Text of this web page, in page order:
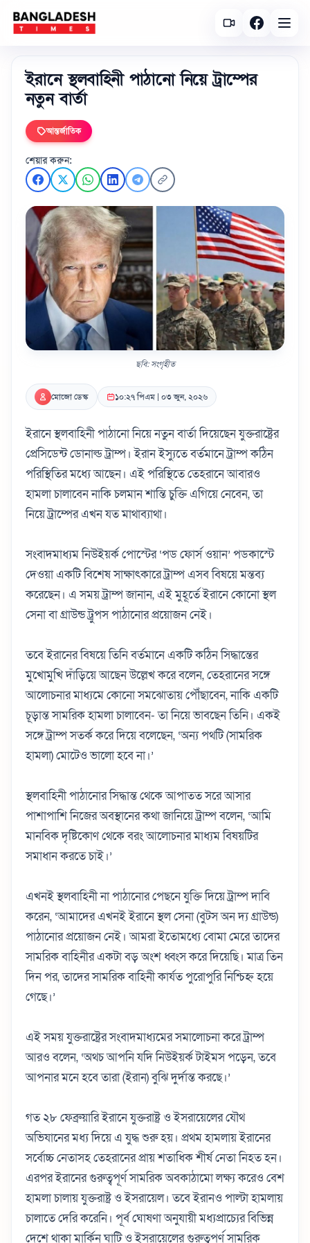
ইরানে স্থলবাহিনী পাঠানো নিয়ে ট্রাম্পের
নতুন বার্তা
আন্তর্জাতিক
শেয়ার করুন:
ছবি: সংগৃহীত
মোজো ডেস্ক ১০:২৭ পিএম | ০৩ জুন, ২০২৬
ইরানে স্থলবাহিনী পাঠানো নিয়ে নতুন বার্তা দিয়েছেন যুক্তরাষ্ট্রের
প্রেসিডেন্ট ডোনাল্ড ট্রাম্প। ইরান ইস্যুতে বর্তমানে ট্রাম্প কঠিন
পরিস্থিতির মধ্যে আছেন। এই পরিস্থিতে তেহরানে আবারও
হামলা চালাবেন নাকি চলমান শান্তি চুক্তি এগিয়ে নেবেন, তা
নিয়ে ট্রাম্পের এখন যত মাথাব্যাথা।
সংবাদমাধ্যম নিউইয়র্ক পোস্টের ‘পড ফোর্স ওয়ান’ পডকাস্টে
দেওয়া একটি বিশেষ সাক্ষাৎকারে ট্রাম্প এসব বিষয়ে মন্তব্য
করেছেন। এ সময় ট্রাম্প জানান, এই মুহূর্তে ইরানে কোনো স্থল
সেনা বা গ্রাউন্ড ট্রুপস পাঠানোর প্রয়োজন নেই।
তবে ইরানের বিষয়ে তিনি বর্তমানে একটি কঠিন সিদ্ধান্তের
মুখোমুখি দাঁড়িয়ে আছেন উল্লেখ করে বলেন, তেহরানের সঙ্গে
আলোচনার মাধ্যমে কোনো সমঝোতায় পৌঁছাবেন, নাকি একটি
চূড়ান্ত সামরিক হামলা চালাবেন- তা নিয়ে ভাবছেন তিনি। একই
সঙ্গে ট্রাম্প সতর্ক করে দিয়ে বলেছেন, ‘অন্য পথটি (সামরিক
হামলা) মোটেও ভালো হবে না।’
স্থলবাহিনী পাঠানোর সিদ্ধান্ত থেকে আপাতত সরে আসার
পাশাপাশি নিজের অবস্থানের কথা জানিয়ে ট্রাম্প বলেন, ‘আমি
মানবিক দৃষ্টিকোণ থেকে বরং আলোচনার মাধ্যম বিষয়টির
সমাধান করতে চাই।’
এখনই স্থলবাহিনী না পাঠানোর পেছনে যুক্তি দিয়ে ট্রাম্প দাবি
করেন, ‘আমাদের এখনই ইরানে স্থল সেনা (বুটস অন দ্য গ্রাউন্ড)
পাঠানোর প্রয়োজন নেই। আমরা ইতোমধ্যে বোমা মেরে তাদের
সামরিক বাহিনীর একটা বড় অংশ ধ্বংস করে দিয়েছি। মাত্র তিন
দিন পর, তাদের সামরিক বাহিনী কার্যত পুরোপুরি নিশ্চিহ্ন হয়ে
গেছে।’
এই সময় যুক্তরাষ্ট্রের সংবাদমাধ্যমের সমালোচনা করে ট্রাম্প
আরও বলেন, ‘অথচ আপনি যদি নিউইয়র্ক টাইমস পড়েন, তবে
আপনার মনে হবে তারা (ইরান) বুঝি দুর্দান্ত করছে।’
গত ২৮ ফেব্রুয়ারি ইরানে যুক্তরাষ্ট্র ও ইসরায়েলের যৌথ
অভিযানের মধ্য দিয়ে এ যুদ্ধ শুরু হয়। প্রথম হামলায় ইরানের
সর্বোচ্চ নেতাসহ তেহরানের প্রায় শতাধিক শীর্ষ নেতা নিহত হন।
এরপর ইরানের গুরুত্বপূর্ণ সামরিক অবকাঠামো লক্ষ্য করেও বেশ
হামলা চালায় যুক্তরাষ্ট্র ও ইসরায়েল। তবে ইরানও পাল্টা হামলায়
চালাতে দেরি করেনি। পূর্ব ঘোষণা অনুযায়ী মধ্যপ্রাচ্যের বিভিন্ন
দেশে থাকা মার্কিন ঘাটি ও ইসরায়েলের গুরুত্বপূর্ণ সামরিক